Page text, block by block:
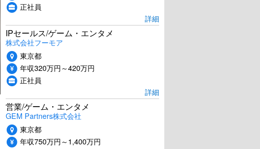
正社員
詳細
IPセールス/ゲーム・エンタメ
株式会社フーモア
東京都
年収320万円～420万円
正社員
詳細
営業/ゲーム・エンタメ
GEM Partners株式会社
東京都
年収750万円～1,400万円